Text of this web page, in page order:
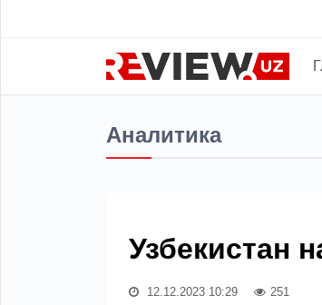
Аналитика
Узбекистан
12.12.2023 10:29 251